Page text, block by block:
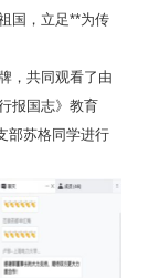
国，立足**为传
，共同观看了由
报国志》教育
部苏格同学进行